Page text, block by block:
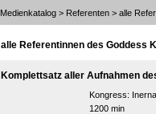
Medienkatalog > Referenten > alle
alle Referentinnen des Goddess
Komplettsatz aller Aufnahmen
Kongress:
1200 min